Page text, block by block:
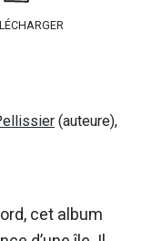
(auteure),
cet album